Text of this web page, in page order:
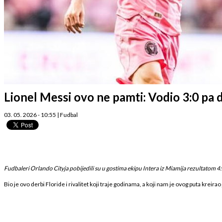
Lionel Messi ovo ne pamti: Vodio 3:0 pa
03. 05. 2026 - 10:55 | Fudbal
Fudbaleri Orlando Cityja pobijedili su u gostima ekipu Intera iz Miamija rezultatom
Bio je ovo derbi Floride i rivalitet koji traje godinama, a koji nam je ovog puta